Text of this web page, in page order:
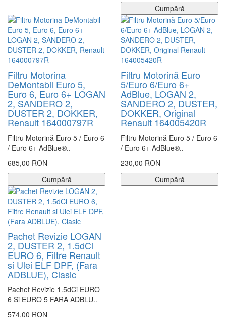
Cumpără
Filtru Motorina
DeMontabil Euro 5,
Euro 6, Euro 6+ LOGAN
2, SANDERO 2,
DUSTER 2, DOKKER,
Renault 164000797R
Filtru Motorină Euro 5 / Euro 6
/ Euro 6+ AdBlue®..
685,00 RON
Cumpără
Filtru Motorină Euro
5/Euro 6/Euro 6+
AdBlue, LOGAN 2,
SANDERO 2, DUSTER,
DOKKER, Original
Renault 164005420R
Filtru Motorină Euro 5 / Euro 6
/ Euro 6+ AdBlue®..
230,00 RON
Cumpără
Pachet Revizie LOGAN
2, DUSTER 2, 1.5dCi
EURO 6, Filtre Renault
si Ulei ELF DPF, (Fara
ADBLUE), Clasic
Pachet Revizie 1.5dCi EURO
6 Si EURO 5 FARA ADBLU..
574,00 RON